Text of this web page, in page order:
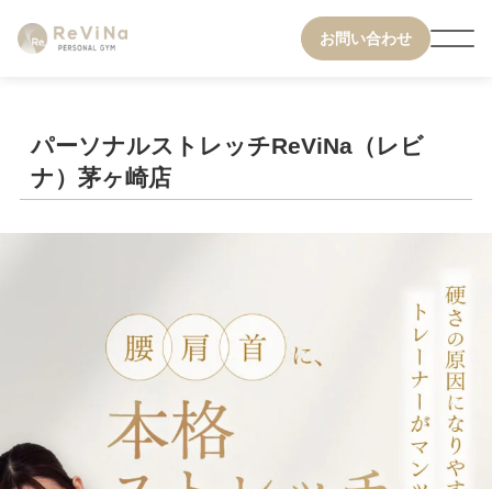
パーソナルストレッチReViNa（レビ
ナ）茅ヶ崎店
お問い合わせ